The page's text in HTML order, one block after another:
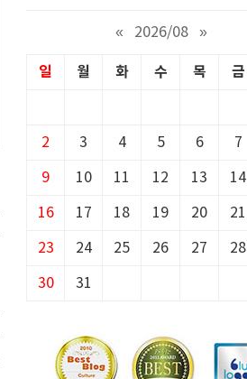
« 2026/08 »
일 월 화 수 목 금
2 3 4 5 6 7
9 10 11 12 13 14
16 17 18 19 20 21
23 24 25 26 27 28
30 31